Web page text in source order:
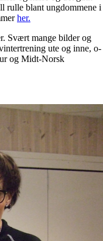
rulle blant ungdommene i
her.
Svært mange bilder og
ute og inne, o-
og Midt-Norsk